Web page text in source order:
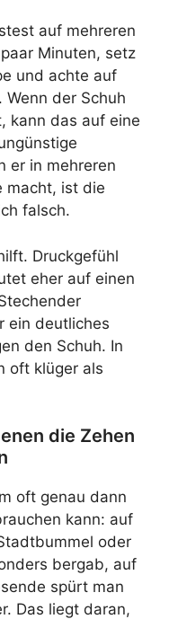
auf mehreren
Minuten, setz
und achte auf
der Schuh
kann das auf eine
er in mehreren
macht, ist die
falsch.
Druckgefühl
eher auf einen
ein deutliches
den Schuh. In
oft klüger als
die Zehen
oft genau dann
kann: auf
oder
bergab, auf
spürt man
Das liegt daran,